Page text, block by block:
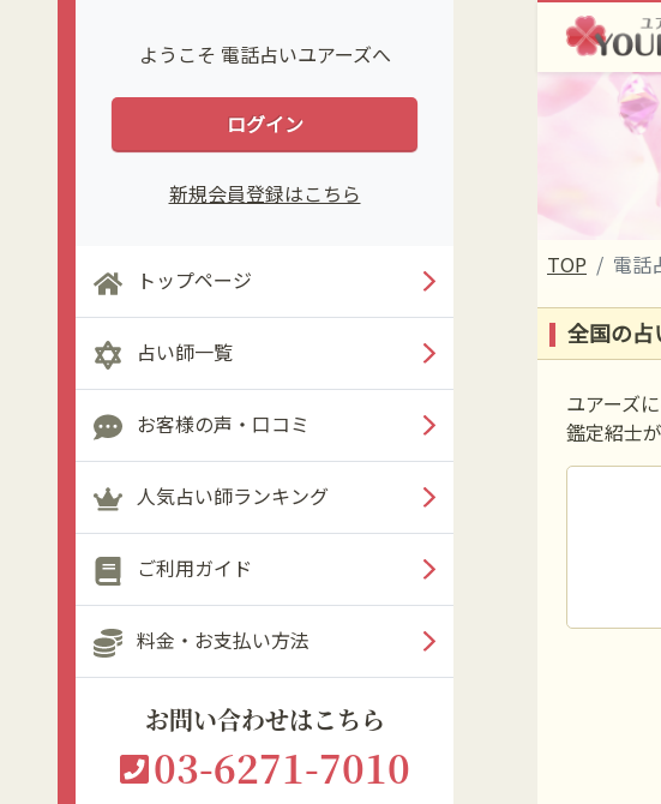
ようこそ 電話占いユアーズへ
ログイン
新規会員登録はこちら
トップページ
占い師一覧
お客様の声・口コミ
人気占い師ランキング
ご利用ガイド
料金・お支払い方法
お問い合わせはこちら
03-6271-7010
TOP 電話
全国の占
ユアーズ
鑑定紹士